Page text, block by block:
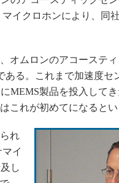
イマイクロホンにより、同
オムロンのアコーステ
る。これまで加速度セ
MEMS製品を投入してき
これが初めてになるとい
れ
イ
し